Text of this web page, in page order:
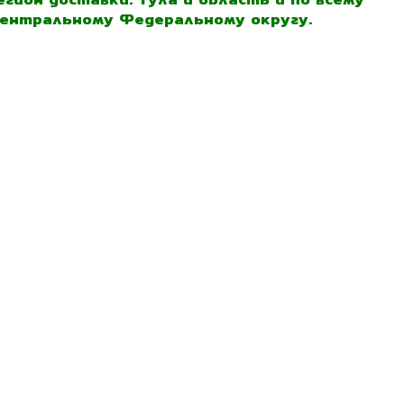
Федеральному округу.